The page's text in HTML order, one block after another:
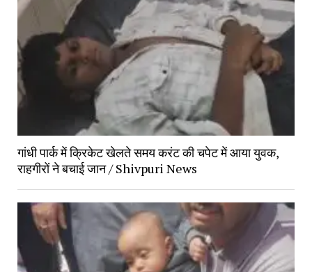
गांधी पार्क में क्रिकेट खेलते समय करंट की चपेट में आया युवक,
राहगीरों ने बचाई जान / Shivpuri News